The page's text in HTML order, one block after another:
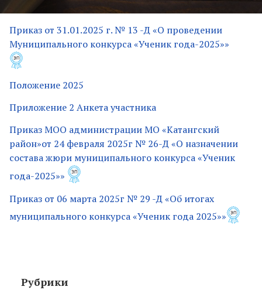
Приказ от 31.01.2025 г. № 13 -Д «О проведении
Муниципального конкурса «Ученик года-2025»»
Положение 2025
Приложение 2 Анкета участника
Приказ МОО администрации МО «Катангский
район»от 24 февраля 2025г № 26-Д «О назначении
состава жюри муниципального конкурса «Ученик
года-2025»»
Приказ от 06 марта 2025г № 29 -Д «Об итогах
муниципального конкурса «Ученик года 2025»»
Рубрики